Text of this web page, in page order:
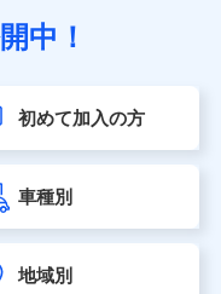
neofirst.co.jp/）
life.co.jp）
式会社
中！
初めて加入の方
車種別
地域別